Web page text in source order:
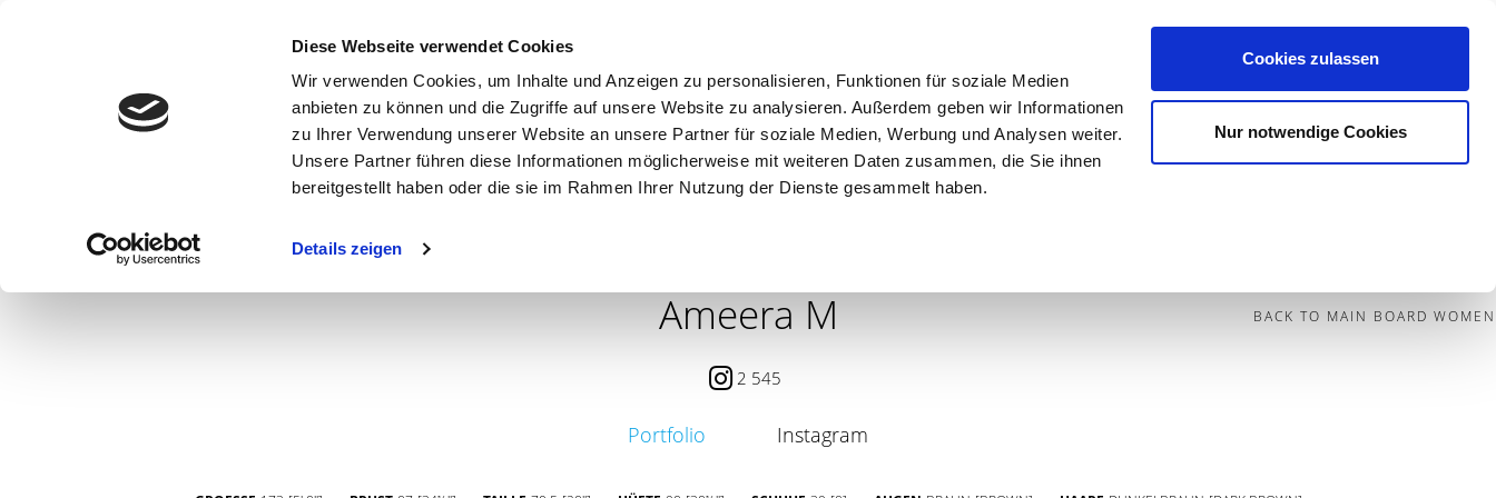
Diese Webseite verwendet Cookies
Wir verwenden Cookies, um Inhalte und Anzeigen zu personalisieren, Funktionen für soziale Medien
anbieten zu können und die Zugriffe auf unsere Website zu analysieren. Außerdem geben wir Informationen
zu Ihrer Verwendung unserer Website an unsere Partner für soziale Medien, Werbung und Analysen weiter.
Unsere Partner führen diese Informationen möglicherweise mit weiteren Daten zusammen, die Sie ihnen
bereitgestellt haben oder die sie im Rahmen Ihrer Nutzung der Dienste gesammelt haben.
Details zeigen
Cookies zulassen
Nur notwendige Cookies
Contact
MAIN BOARD
NEW FACES
Ameera M BACK TO MAIN BOARD WOMEN
2 545
Portfolio Instagram